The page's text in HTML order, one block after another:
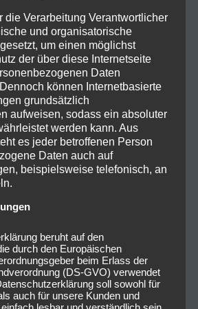
zu bieten hat was das Herz
höher schlagen läs...
Konzertbericht John
Lees' Barclay James
Harvest
Valleys deep and the
John Lees Barclay James
in Nürnberg Hätte
ich in den großen
gelaufen bin und
die Verarbeitung Verantwortlicher
und organisatorische
um einen möglichst
der über diese Internetseite
Daten
können Internetbasierte
grundsätzlich
aufweisen, sodass ein absoluter
werden kann. Aus
es jeder betroffenen Person
Daten auch auf
beispielsweise telefonisch, an
beruht auf den
durch den Europäischen
beim Erlass der
(DS-GVO) verwendet
soll sowohl für
auch für unsere Kunden und